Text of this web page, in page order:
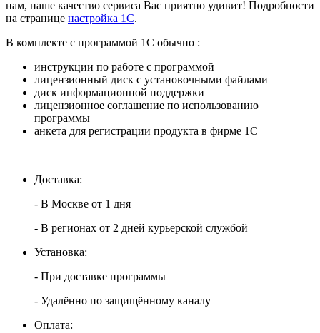
нам, наше качество сервиса Вас приятно удивит! Подробности
на странице настройка 1С.
В комплекте с программой 1С обычно :
инструкции по работе с программой
лицензионный диск с установочными файлами
диск информационной поддержки
лицензионное соглашение по использованию
программы
анкета для регистрации продукта в фирме 1С
Доставка:
- В Москве от 1 дня
- В регионах от 2 дней курьерской службой
Установка:
- При доставке программы
- Удалённо по защищённому каналу
Оплата: